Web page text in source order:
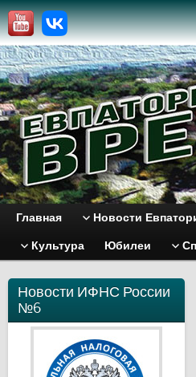
Главная Новости
Культура Юбилеи
Новости ИФНС России
№6